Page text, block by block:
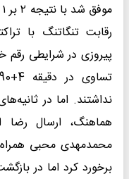
رقابت تنگاتنگ با
پیروزی در شرایطی
نداشتند. اما در
هماهنگ، ارسال
محمدمهدی محبی همراه
برخورد کرد اما در